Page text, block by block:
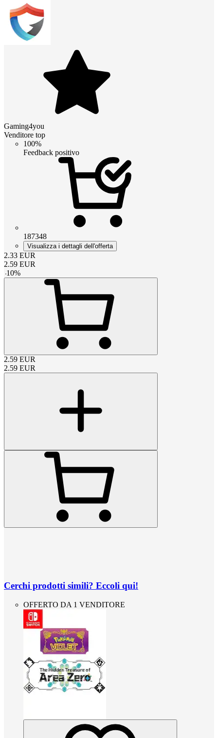
Gaming4you
Venditore top
100%
Feedback positivo
187348
Visualizza i dettagli dell'offerta
2.33 EUR
2.59 EUR
-10%
2.59 EUR
2.59 EUR
Cerchi prodotti simili? Eccoli qui!
OFFERTO DA 1 VENDITORE